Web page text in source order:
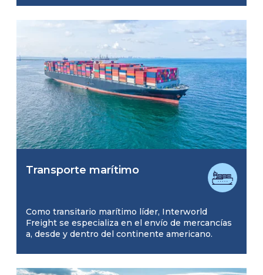
Transporte marítimo
Como transitario marítimo líder, Interworld
Freight se especializa en el envío de mercancías
a, desde y dentro del continente americano.